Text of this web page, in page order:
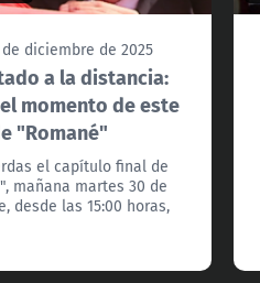
diciembre de 2025
a la distancia:
momento de este
"Romané"
el capítulo final de
mañana martes 30 de
desde las 15:00 horas,